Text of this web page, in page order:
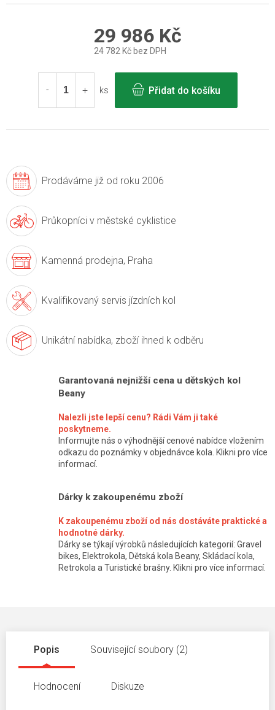
29 986 Kč
24 782 Kč bez DPH
cena:
ks
Přidat do košíku
Prodáváme již od roku 2006
Průkopníci v městské cyklistice
Kamenná prodejna, Praha
Kvalifikovaný servis jízdních kol
Unikátní nabídka, zboží ihned k odběru
Garantovaná nejnižší cena u dětských kol
Beany
Nalezli jste lepší cenu? Rádi Vám ji také
poskytneme.
Informujte nás o výhodnější cenové nabídce vložením
odkazu do poznámky v objednávce kola. Klikni pro více
informací.
Dárky k zakoupenému zboží
K zakoupenému zboží od nás dostáváte praktické a
hodnotné dárky.
Dárky se týkají výrobků následujících kategorií: Gravel
bikes, Elektrokola, Dětská kola Beany, Skládací kola,
Retrokola a Turistické brašny. Klikni pro více informací.
Popis Související soubory (2)
Hodnocení Diskuze